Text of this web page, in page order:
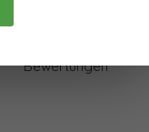
Bewertungen